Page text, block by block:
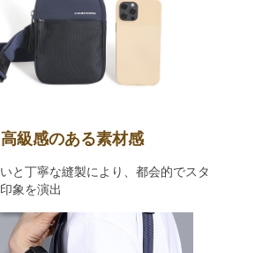
高級感のある素材感
いと丁寧な縫製により、都会的でスタ
象を演出